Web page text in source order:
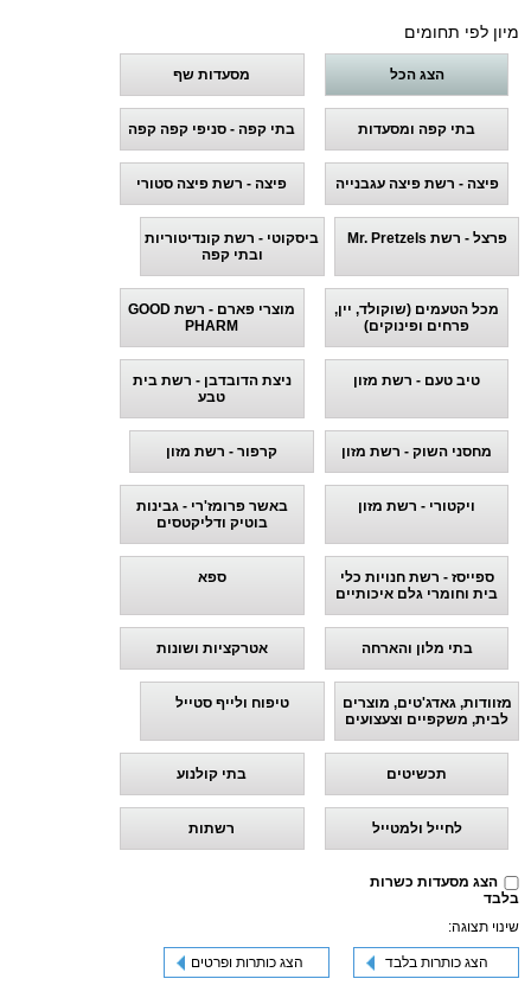
מיון לפי תחומים
הצג הכל מסעדות שף
בתי קפה ומסעדות בתי קפה - סניפי קפה קפה
פיצה - רשת פיצה עגבנייה פיצה - רשת פיצה סטורי
פרצל - רשת Mr. Pretzels
ביסקוטי - רשת קונדיטוריות
ובתי קפה
מכל הטעמים (שוקולד, יין,
פרחים ופינוקים)
מוצרי פארם - רשת GOOD
PHARM
טיב טעם - רשת מזון
ניצת הדובדבן - רשת בית
טבע
מחסני השוק - רשת מזון קרפור - רשת מזון
ויקטורי - רשת מזון
באשר פרומז'רי - גבינות
בוטיק ודליקטסים
ספייסז - רשת חנויות כלי
בית וחומרי גלם איכותיים
ספא
בתי מלון והארחה אטרקציות ושונות
מזוודות, גאדג'טים, מוצרים
לבית, משקפיים וצעצועים
טיפוח ולייף סטייל
תכשיטים בתי קולנוע
לחייל ולמטייל רשתות
הצג מסעדות כשרות
בלבד
שינוי תצוגה:
הצג כותרות בלבד הצג כותרות ופרטים